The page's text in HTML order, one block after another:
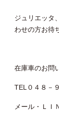
ジュリエッタ
わせの方お待
在庫車のお問
TEL０４８－
メール・ＬＩ